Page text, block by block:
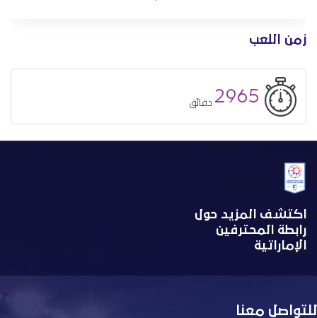
زمن اللعب
2965 دقائق
اكتشف المزيد حول
رابطة المحترفين
الإماراتية
للتواصل معنا